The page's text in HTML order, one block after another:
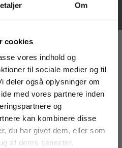
Om
cookies
vores indhold og
til sociale medier og til
deler også oplysninger om
med vores partnere inden
og
kan kombinere disse
du har givet dem, eller som
af deres tjenester.
en gang om året.
til det
fag
og
til hver at dække et
uger svarende til
masterclasses mm.
som:
For institutioner og
virksomheder. Du
får vist priser ekskl.